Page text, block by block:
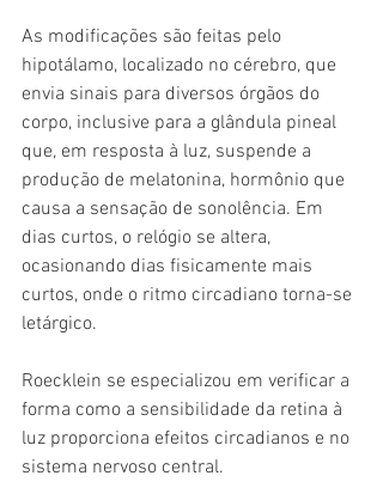
As modificações são feitas pelo
hipotálamo, localizado no cérebro, que
envia sinais para diversos órgãos do
corpo, inclusive para a glândula pineal
que, em resposta à luz, suspende a
produção de melatonina, hormônio que
causa a sensação de sonolência. Em
dias curtos, o relógio se altera,
ocasionando dias fisicamente mais
curtos, onde o ritmo circadiano torna-se
letárgico.
Roecklein se especializou em verificar a
forma como a sensibilidade da retina à
luz proporciona efeitos circadianos e no
sistema nervoso central.